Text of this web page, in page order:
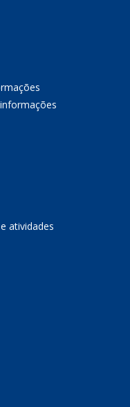
atividades